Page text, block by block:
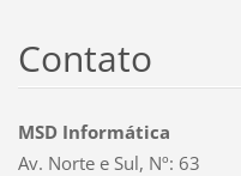
Contato
MSD Informática
Av. Norte e Sul, Nº: 63